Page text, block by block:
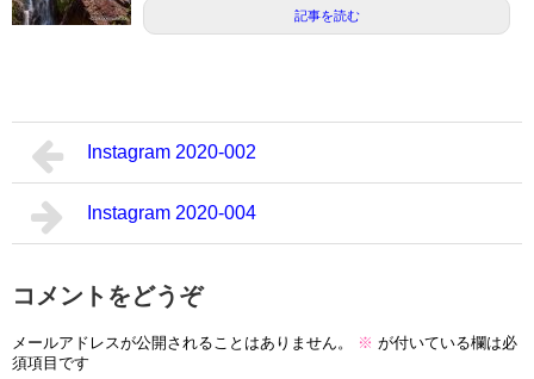
記事を読む
Instagram 2020-002
Instagram 2020-004
コメントをどうぞ
メールアドレスが公開されることはありません。 ※ が付いている欄は必
須項目です